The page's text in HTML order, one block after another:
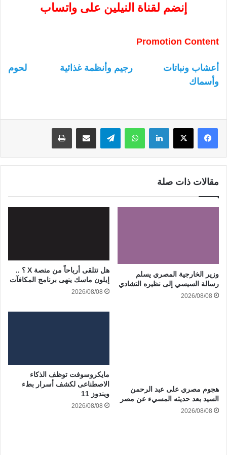
إنضم لقناة النيلين على واتساب
Promotion Content
أعشاب ونباتات رجيم وأنظمة غذائية
لحوم
وأسماك
لينكدإن واتساب
مقالات ذات صلة
وزير الخارجية المصري يسلم
رسالة السيسي إلى نظيره التشادي
2026/08/08
هل تتلقى أرباحاً من منصة X ؟ ..
إيلون ماسك ينهى برنامج المكافآت
2026/08/08
هجوم مصري على عبد الرحمن
السيد بعد حديثه المسيء عن مصر
2026/08/08
مايكروسوفت توظف الذكاء
الاصطناعى لكشف أسرار بطء
ويندوز 11
2026/08/08